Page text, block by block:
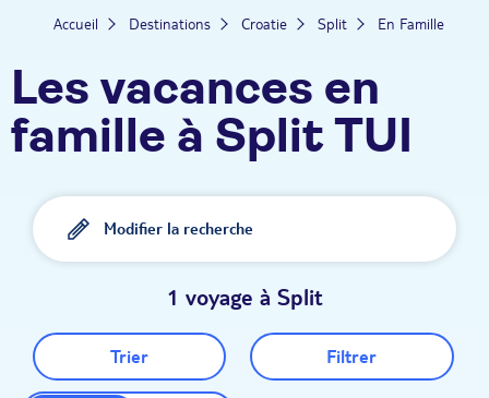
Accueil Destinations Croatie Split En Famille
Les vacances en
famille à Split TUI
Modifier la recherche
1 voyage à Split
Trier Filtrer